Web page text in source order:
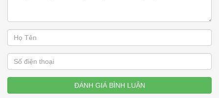
ĐÁNH GIÁ BÌNH LUẬN